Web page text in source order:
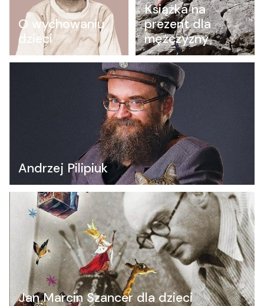
O wychowaniu
dzieci
Książka na
prezent dla
mężczyzny
Andrzej Pilipiuk
Jan Marcin Szancer dla dzieci